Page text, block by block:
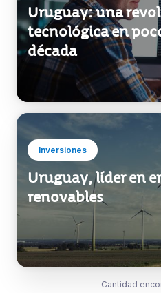
Cantidad
1 /